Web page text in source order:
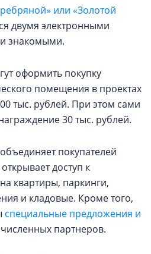
или «Золотой
двумя электронными
знакомыми.
оформить покупку
помещения в проектах
тыс. рублей. При этом сами
30 тыс. рублей.
покупателей
доступ к
квартиры, паркинги,
и кладовые. Кроме того,
специальные предложения и
партнеров.